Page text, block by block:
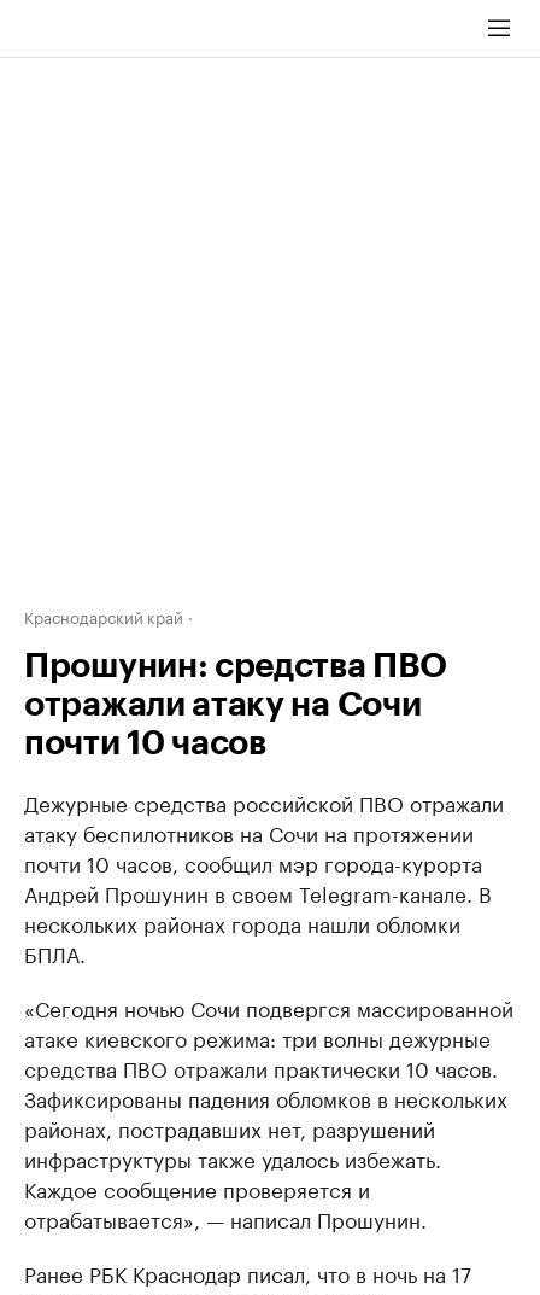
Краснодарский край
Прошунин: средства ПВО
отражали атаку на Сочи
почти 10 часов
Дежурные средства российской ПВО отражали
атаку беспилотников на Сочи на протяжении
почти 10 часов, сообщил мэр города-курорта
Андрей Прошунин в своем Telegram-канале. В
нескольких районах города нашли обломки
БПЛА.
«Сегодня ночью Сочи подвергся массированной
атаке киевского режима: три волны дежурные
средства ПВО отражали практически 10 часов.
Зафиксированы падения обломков в нескольких
районах, пострадавших нет, разрушений
инфраструктуры также удалось избежать.
Каждое сообщение проверяется и
отрабатывается», — написал Прошунин.
Ранее РБК Краснодар писал, что в ночь на 17